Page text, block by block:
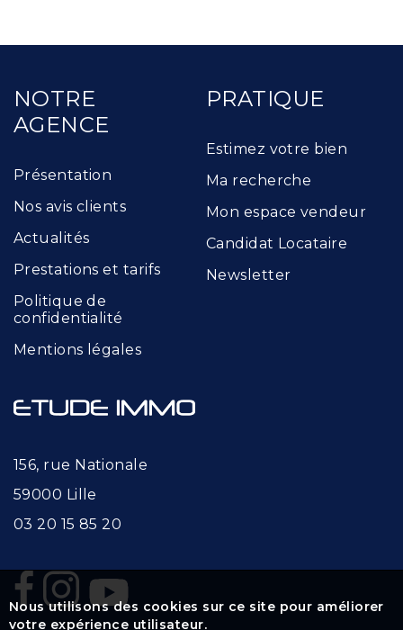
NOTRE
AGENCE
Présentation
Nos avis clients
Actualités
Prestations et tarifs
Politique de
confidentialité
Mentions légales
PRATIQUE
Estimez votre bien
Ma recherche
Mon espace vendeur
Candidat Locataire
Newsletter
156, rue Nationale
59000 Lille
03 20 15 85 20
Nous utilisons des cookies sur ce site pour améliorer
votre expérience utilisateur.